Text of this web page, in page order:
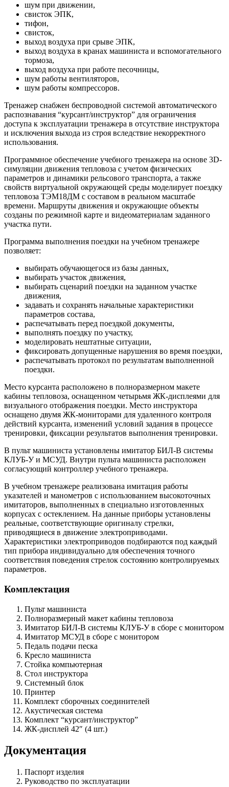
шум при движении,
свисток ЭПК,
тифон,
свисток,
выход воздуха при срыве ЭПК,
выход воздуха в кранах машиниста и вспомогательного
тормоза,
выход воздуха при работе песочницы,
шум работы вентиляторов,
шум работы компрессоров.
Тренажер снабжен беспроводной системой автоматического
распознавания “курсант/инструктор” для ограничения
доступа к эксплуатации тренажера в отсутствие инструктора
и исключения выхода из строя вследствие некорректного
использования.
Программное обеспечение учебного тренажера на основе 3D-
симуляции движения тепловоза с учетом физических
параметров и динамики рельсового транспорта, а также
свойств виртуальной окружающей среды моделирует поездку
тепловоза ТЭМ18ДМ с составом в реальном масштабе
времени. Маршруты движения и окружающие объекты
созданы по режимной карте и видеоматериалам заданного
участка пути.
Программа выполнения поездки на учебном тренажере
позволяет:
выбирать обучающегося из базы данных,
выбирать участок движения,
выбирать сценарий поездки на заданном участке
движения,
задавать и сохранять начальные характеристики
параметров состава,
распечатывать перед поездкой документы,
выполнять поездку по участку,
моделировать нештатные ситуации,
фиксировать допущенные нарушения во время поездки,
распечатывать протокол по результатам выполненной
поездки.
Место курсанта расположено в полноразмерном макете
кабины тепловоза, оснащенном четырьмя ЖК-дисплеями для
визуального отображения поездки. Место инструктора
оснащено двумя ЖК-мониторами для удаленного контроля
действий курсанта, изменений условий задания в процессе
тренировки, фиксации результатов выполнения тренировки.
В пульт машиниста установлены имитатор БИЛ-В системы
КЛУБ-У и МСУД. Внутри пульта машиниста расположен
согласующий контроллер учебного тренажера.
В учебном тренажере реализована имитация работы
указателей и манометров с использованием высокоточных
имитаторов, выполненных в специально изготовленных
корпусах с остеклением. На данные приборы установлены
реальные, соответствующие оригиналу стрелки,
приводящиеся в движение электроприводами.
Характеристики электроприводов подбираются под каждый
тип прибора индивидуально для обеспечения точного
соответствия поведения стрелок состоянию контролируемых
параметров.
Комплектация
Пульт машиниста
Полноразмерный макет кабины тепловоза
Имитатор БИЛ-В системы КЛУБ-У в сборе с монитором
Имитатор МСУД в сборе с монитором
Педаль подачи песка
Кресло машиниста
Стойка компьютерная
Стол инструктора
Системный блок
Принтер
Комплект сборочных соединителей
Акустическая система
Комплект “курсант/инструктор”
ЖК-дисплей 42″ (4 шт.)
Документация
Паспорт изделия
Руководство по эксплуатации